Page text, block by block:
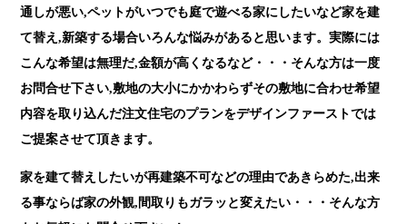
通しが悪い,ペットがいつでも庭で遊べる家にしたいなど家を建
て替え,新築する場合いろんな悩みがあると思います。実際には
こんな希望は無理だ,金額が高くなるなど・・・そんな方は一度
お問合せ下さい,敷地の大小にかかわらずその敷地に合わせ希望
内容を取り込んだ注文住宅のプランをデザインファーストでは
ご提案させて頂きます。
家を建て替えしたいが再建築不可などの理由であきらめた,出来
る事ならば家の外観,間取りもガラッと変えたい・・・そんな方